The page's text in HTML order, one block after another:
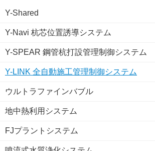
Y-Shared
Y-Navi 杭芯位置誘導システム
Y-SPEAR 鋼管杭打設管理制御システム
Y-LINK 全自動施工管理制御システム
ウルトラファインバブル
地中熱利用システム
FJプラントシステム